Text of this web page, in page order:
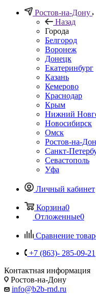
Ростов-на-Дону
Назад
Города
Белгород
Воронеж
Донецк
Екатеринбург
Казань
Кемерово
Краснодар
Крым
Нижний
Новосибирск
Омск
Ростов-на-
Санкт-
Севастополь
Уфа
Личный кабинет
Корзина0
Отложенные0
Сравнение
+7 (863)- 285-09-21
Контактная информация
Ростов-на-Дону
info@b2b-rnd.ru